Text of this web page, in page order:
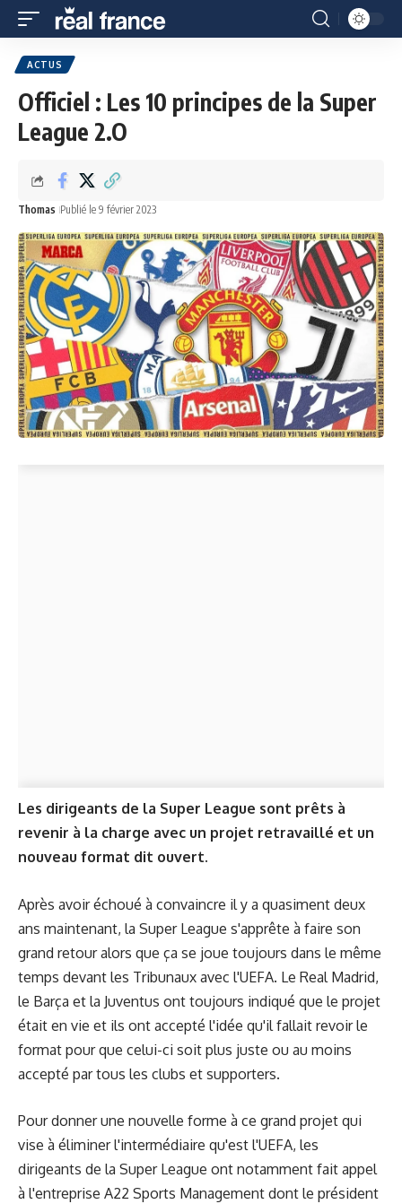
ACTUS
Officiel : Les 10 principes de la Super
League 2.O
Thomas Publié le 9 février 2023
Les dirigeants de la Super League sont prêts à
revenir à la charge avec un projet retravaillé et un
nouveau format dit ouvert.
Après avoir échoué à convaincre il y a quasiment deux
ans maintenant, la Super League s'apprête à faire son
grand retour alors que ça se joue toujours dans le même
temps devant les Tribunaux avec l'UEFA. Le Real Madrid,
le Barça et la Juventus ont toujours indiqué que le projet
était en vie et ils ont accepté l'idée qu'il fallait revoir le
format pour que celui-ci soit plus juste ou au moins
accepté par tous les clubs et supporters.
Pour donner une nouvelle forme à ce grand projet qui
vise à éliminer l'intermédiaire qu'est l'UEFA, les
dirigeants de la Super League ont notamment fait appel
à l'entreprise A22 Sports Management dont le président